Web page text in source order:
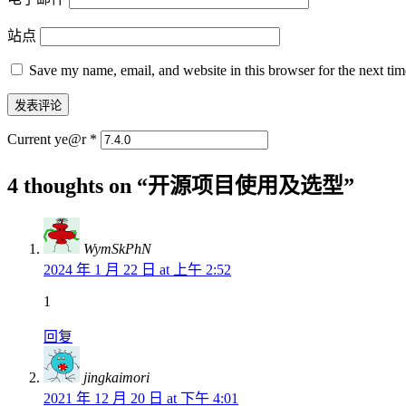
站点
Save my name, email, and website in this browser for the next
Current ye@r *
4 thoughts on “开源项目使用及选型”
WymSkPhN
2024 年 1 月 22 日 at 上午 2:52
1
回复
jingkaimori
2021 年 12 月 20 日 at 下午 4:01